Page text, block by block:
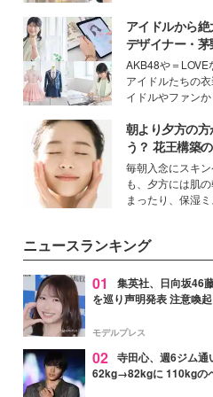
ションの完成度
して、“髪そのも
めて注目する人
子。今回は、そ
な髪を日常で叶
女性たちのヘア
ます。
アイドルから
デザイナー・
愛い”を作る美
クロスシー」
AKB48や＝LOVE
アイドルたちの
イドルやファン
取締役兼クリエイ
ター・茅野しのぶ
個性に寄り添い、
衣装作りは、多く
気と自信を与え
朝より夕方の
う？ 花王構築
ーターキャプチ
ン（捕水肌）
の常識を変え
毎朝入念にスキ
も、夕方には肌
まったり、保湿
性を秘めた、革新
Capturing Skin（
プチャリングス
技術を、花王が
ニュースランキング
01
集英社、日向坂46
を巡り声明発表 注意喚
モデルプレス
02 寺田心、週6ジム通
62kg→82kgに 110kgの